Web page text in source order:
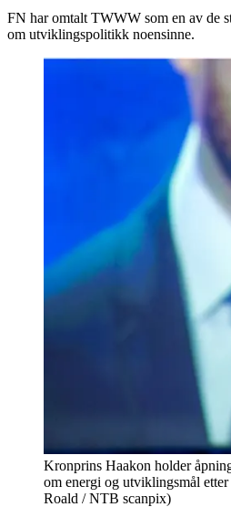
FN har omtalt TWWW som en av de
om utviklingspolitikk noensinne.
Kronprins Haakon holder
om energi og utviklingsmål
Roald / NTB scanpix)